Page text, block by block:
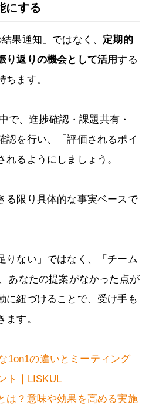
にする
果通知」ではなく、 定期的
り返りの機会として活用する
ちます。
で、進捗確認・課題共有・
認を行い、「評価されるポイ
れるようにしましょう。
る限り具体的な事実ベースで
りない」ではなく、「チーム
あなたの提案がなかった点が
に紐づけることで、受け手も
す。
1on1の違いとミーティング
ト｜LISKUL
は？意味や効果を高める実施